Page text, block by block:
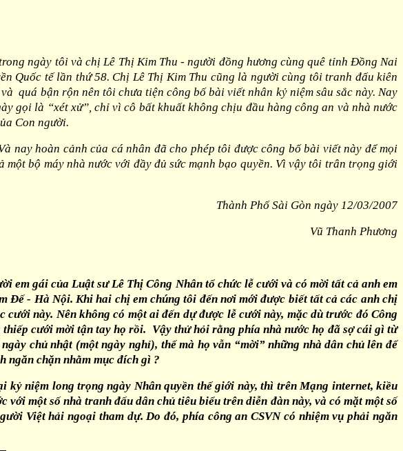
ngày tôi và chị Lê Thị Kim Thu - người đồng hương cùng quê tỉnh Đồng Nai
Quốc tế lần thứ 58. Chị Lê Thị Kim Thu cũng là người cùng tôi tranh đấu kiên
quá bận rộn nên tôi chưa tiện công bố bài viết nhân kỷ niệm sâu sắc này. Nay
gọi là “xét xử”, chỉ vì cô bất khuất không chịu đầu hàng công an và nhà nước
Con người.
nay hoàn cảnh của cá nhân đã cho phép tôi được công bố bài viết này để mọi
bộ máy nhà nước với đầy đủ sức mạnh bạo quyền. Vì vậy tôi trân trọng giới
Thành Phố Sài Gòn ngày 12/03/2007
Vũ Thanh Phương
gái của Luật sư Lê Thị Công Nhân tổ chức lễ cưới và có mời tất cả anh em
- Hà Nội. Khi hai chị em chúng tôi đến nơi mới được biết tất cả các anh chị
này. Nên không có một ai đến dự được lễ cưới này, mặc dù trước đó Công
cưới mời tận tay họ rồi. Vậy thử hỏi rằng phía nhà nước họ đã sợ cái gì từ
chủ nhật (một ngày nghỉ), thế mà họ vẫn “mời” những nhà dân chủ lên để
ngăn chặn nhằm mục đích gì ?
kỷ niệm long trọng ngày Nhân quyền thế giới này, thì trên Mạng internet, kiều
một số nhà tranh đấu dân chủ tiêu biểu trên diễn đàn này, và có mặt một số
Việt hải ngoại tham dự. Do đó, phía công an CSVN có nhiệm vụ phải ngăn